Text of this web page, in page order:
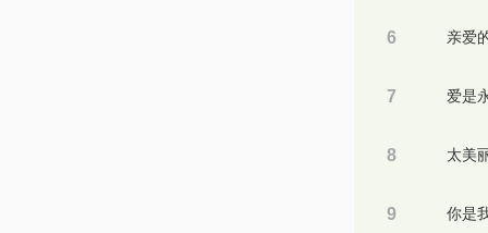
6 亲爱
7 爱是
8 太美
9 你是